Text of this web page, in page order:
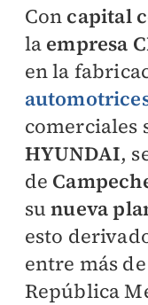
Con capital
la empresa
en la
comerciales
HYUNDAI,
de
su nueva
esto
entre más
República